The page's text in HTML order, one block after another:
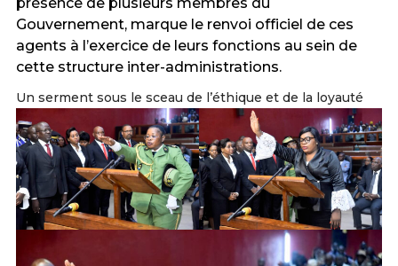
Gouvernement, marque le renvoi officiel de ces
agents à l’exercice de leurs fonctions au sein de
cette structure inter-administrations.
Un serment sous le sceau de l’éthique et de la loyauté